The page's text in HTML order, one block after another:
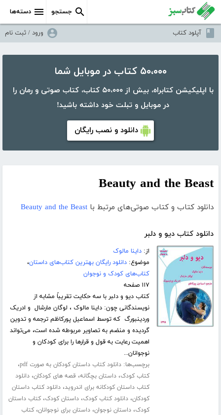
دسته‌ها جستجو
آپلود کتاب ورود / ثبت نام
۵۰،۰۰۰ کتاب در موبایل شما
با اپلیکیشن کتابراه، بیش از ۵۰،۰۰۰ کتاب، کتاب صوتی و رمان را
در موبایل و تبلت خود داشته باشید!
دانلود و نصب رایگان
Beauty and the Beast
دانلود کتاب و کتاب صوتی‌های مرتبط با Beauty and the Beast
دانلود کتاب دیو و دلبر
از:داینا مالوک
موضوع:دانلود رایگان بهترین کتاب‌های داستان،
کتاب‌های کودک و نوجوان
۱۱۷ صفحه
کتاب دیو و دلبر با سه حکایت تقریباً مشابه از
نویسندگانی چون: داینا مالوک ، لوگان مارشال و ادریک
وردینبورگ که توسط اسماعیل پورکاظم ترجمه و تدوین
گردیده و منضم به تصاویر مربوطه شده است، می‌تواند
اهمیت رعایت به قول و قرارها را برای کودکان و
نوجوانان...
برچسب‌ها:دانلود کتاب داستان کودکان به صورت pdf ،
کتاب کودک،داستان بچگانه، قصه های کودکان،دانلود
کتاب داستان کودکانه برای اندروید،دانلود کتاب داستان
کودکان،دانلود کتاب کودک،داستان کودک،کتاب داستان
کودک،داستان نوجوان،داستان برای نوجوانان،کتاب